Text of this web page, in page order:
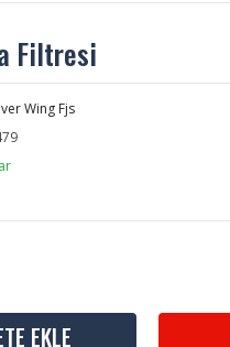
Filtresi
Wing Fjs
EKLE